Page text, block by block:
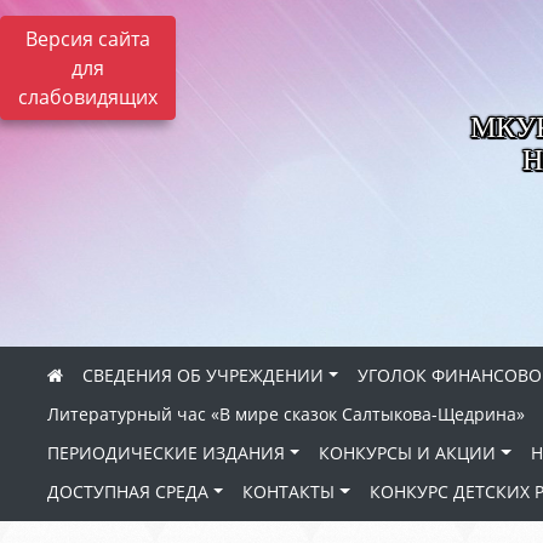
Версия сайта
для
слабовидящих
МКУК
СВЕДЕНИЯ ОБ УЧРЕЖДЕНИИ
УГОЛОК
Литературный час «В мире сказок Салтыкова-Щедрина»
ПЕРИОДИЧЕСКИЕ ИЗДАНИЯ
КОНКУРСЫ И АКЦИИ
ДОСТУПНАЯ СРЕДА
КОНТАКТЫ КОНКУРС ДЕТСКИХ